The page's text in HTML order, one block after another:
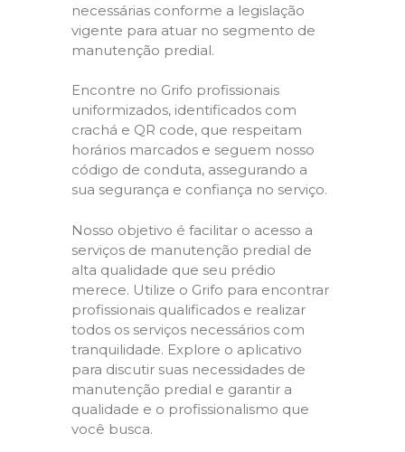
necessárias conforme a legislação
vigente para atuar no segmento de
manutenção predial.
Encontre no Grifo profissionais
uniformizados, identificados com
crachá e QR code, que respeitam
horários marcados e seguem nosso
código de conduta, assegurando a
sua segurança e confiança no serviço.
Nosso objetivo é facilitar o acesso a
serviços de manutenção predial de
alta qualidade que seu prédio
merece. Utilize o Grifo para encontrar
profissionais qualificados e realizar
todos os serviços necessários com
tranquilidade. Explore o aplicativo
para discutir suas necessidades de
manutenção predial e garantir a
qualidade e o profissionalismo que
você busca.